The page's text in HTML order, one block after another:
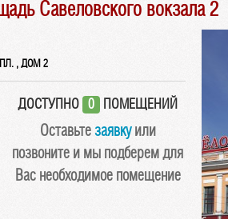
Савеловского вокзала 2
, ДОМ 2
ДОСТУПНО 0 ПОМЕЩЕНИЙ
Оставьте заявкуили
позвоните и мы подберем для
Вас необходимое помещение